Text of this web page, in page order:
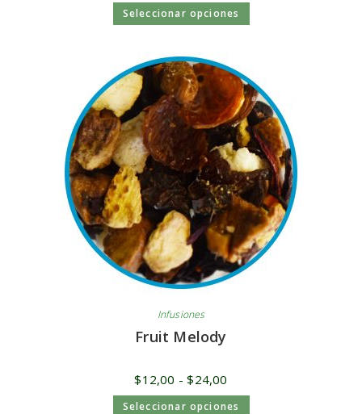
Seleccionar opciones
Infusiones
Fruit Melody
$12,00 - $24,00
Seleccionar opciones